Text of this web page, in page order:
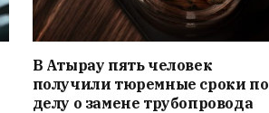
В Атырау пять человек
получили тюремные сроки по
делу о замене трубопровода